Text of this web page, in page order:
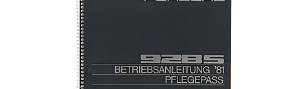
Klantenservice
Meer Porsche